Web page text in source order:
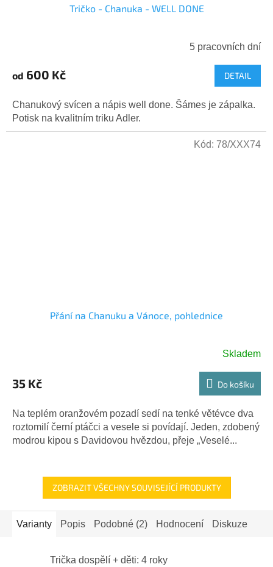
Tričko - Chanuka - WELL DONE
5 pracovních dní
od 600 Kč DETAIL
Chanukový svícen a nápis well done. Šámes je zápalka.
Potisk na kvalitním triku Adler.
Přání na Chanuku a Vánoce, pohlednice
Skladem
35 Kč Do košíku
Na teplém oranžovém pozadí sedí na tenké větévce dva
roztomilí černí ptáčci a vesele si povídají. Jeden, zdobený
modrou kipou s Davidovou hvězdou, přeje „Veselé...
Kód: 78/XXX74
ZOBRAZIT VŠECHNY SOUVISEJÍCÍ PRODUKTY
Varianty Popis Podobné (2) Hodnocení Diskuze
Trička dospělí + děti: 4 roky